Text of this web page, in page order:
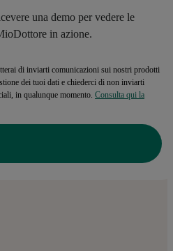
una demo per vedere le
in azione.
di inviarti comunicazioni sui nostri prodotti
dei tuoi dati e chiederci di non inviarti
in qualunque momento. Consulta qui la